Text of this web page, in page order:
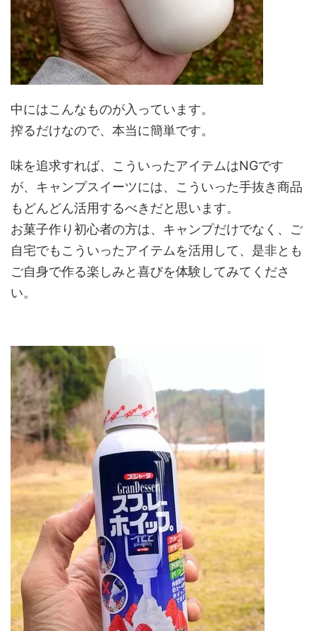
中にはこんなものが入っています。
搾るだけなので、本当に簡単です。
味を追求すれば、こういったアイテムはNGです
が、キャンプスイーツには、こういった手抜き商品
もどんどん活用するべきだと思います。
お菓子作り初心者の方は、キャンプだけでなく、ご
自宅でもこういったアイテムを活用して、是非とも
ご自身で作る楽しみと喜びを体験してみてくださ
い。